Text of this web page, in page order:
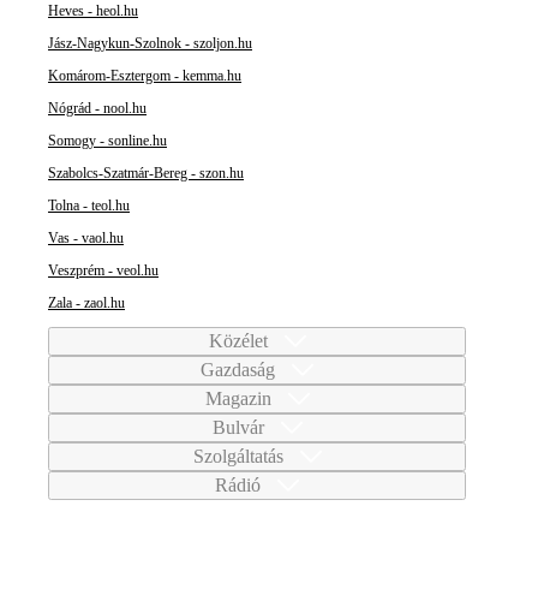
Heves - heol.hu
Jász-Nagykun-Szolnok - szoljon.hu
Komárom-Esztergom - kemma.hu
Nógrád - nool.hu
Somogy - sonline.hu
Szabolcs-Szatmár-Bereg - szon.hu
Tolna - teol.hu
Vas - vaol.hu
Veszprém - veol.hu
Zala - zaol.hu
Közélet
Gazdaság
Magazin
Bulvár
Szolgáltatás
Rádió